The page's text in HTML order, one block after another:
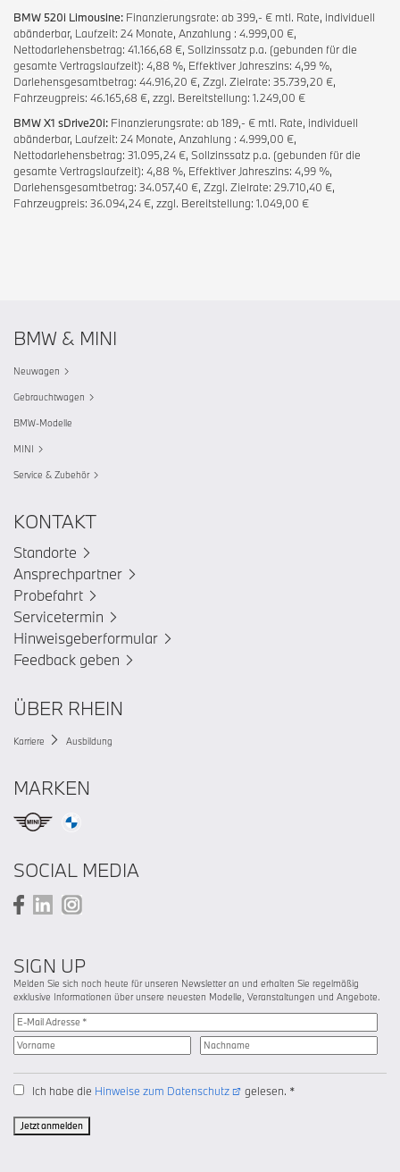
BMW 520i Limousine: Finanzierungsrate: ab 399,- € mtl. Rate, individuell
abänderbar, Laufzeit: 24 Monate, Anzahlung : 4.999,00 €,
Nettodarlehensbetrag: 41.166,68 €, Sollzinssatz p.a. (gebunden für die
gesamte Vertragslaufzeit): 4,88 %, Effektiver Jahreszins: 4,99 %,
Darlehensgesamtbetrag: 44.916,20 €, Zzgl. Zielrate: 35.739,20 €,
Fahrzeugpreis: 46.165,68 €, zzgl. Bereitstellung: 1.249,00 €
BMW X1 sDrive20i: Finanzierungsrate: ab 189,- € mtl. Rate, individuell
abänderbar, Laufzeit: 24 Monate, Anzahlung : 4.999,00 €,
Nettodarlehensbetrag: 31.095,24 €, Sollzinssatz p.a. (gebunden für die
gesamte Vertragslaufzeit): 4,88 %, Effektiver Jahreszins: 4,99 %,
Darlehensgesamtbetrag: 34.057,40 €, Zzgl. Zielrate: 29.710,40 €,
Fahrzeugpreis: 36.094,24 €, zzgl. Bereitstellung: 1.049,00 €
BMW & MINI
Neuwagen
Gebrauchtwagen
BMW-Modelle
MINI
Service & Zubehör
KONTAKT
Standorte
Ansprechpartner
Probefahrt
Servicetermin
Hinweisgeberformular
Feedback geben
ÜBER RHEIN
Karriere Ausbildung
MARKEN
SOCIAL MEDIA
SIGN UP
Melden Sie sich noch heute für unseren Newsletter an und erhalten Sie regelmäßig
exklusive Informationen über unsere neuesten Modelle, Veranstaltungen und Angebote.
Ich habe die Hinweise zum Datenschutz gelesen. *
Jetzt anmelden